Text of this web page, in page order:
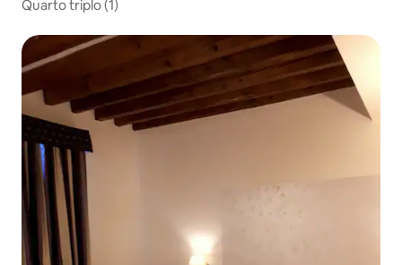
Quarto triplo (1)